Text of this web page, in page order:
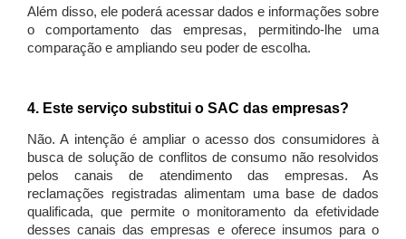
Além disso, ele poderá acessar dados e informações sobre
o comportamento das empresas, permitindo-lhe uma
comparação e ampliando seu poder de escolha.
4. Este serviço substitui o SAC das empresas?
Não. A intenção é ampliar o acesso dos consumidores à
busca de solução de conflitos de consumo não resolvidos
pelos canais de atendimento das empresas. As
reclamações registradas alimentam uma base de dados
qualificada, que permite o monitoramento da efetividade
desses canais das empresas e oferece insumos para o